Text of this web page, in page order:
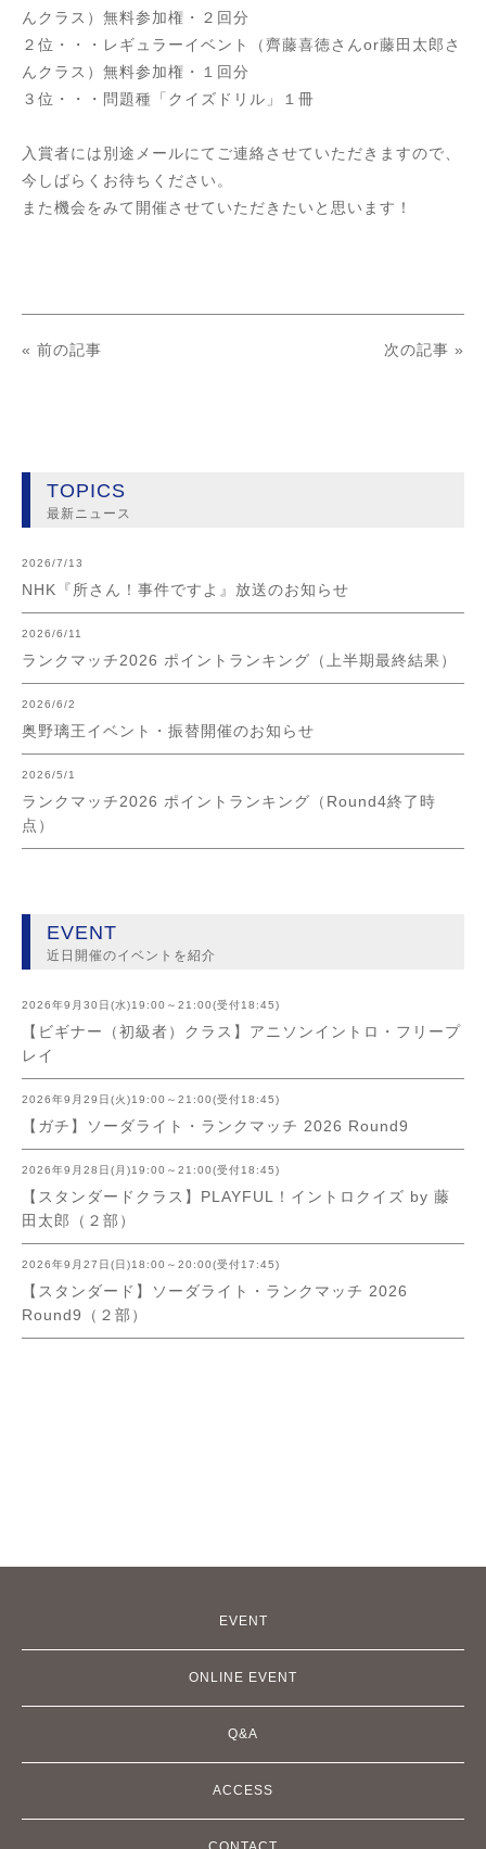
んクラス）無料参加権・２回分
２位・・・レギュラーイベント（齊藤喜徳さんor藤田太郎さ
んクラス）無料参加権・１回分
３位・・・問題種「クイズドリル」１冊
入賞者には別途メールにてご連絡させていただきますので、
今しばらくお待ちください。
また機会をみて開催させていただきたいと思います！
« 前の記事 次の記事 »
TOPICS
最新ニュース
2026/7/13
NHK『所さん！事件ですよ』放送のお知らせ
2026/6/11
ランクマッチ2026 ポイントランキング（上半期最終結果）
2026/6/2
奥野璃王イベント・振替開催のお知らせ
2026/5/1
ランクマッチ2026 ポイントランキング（Round4終了時
点）
EVENT
近日開催のイベントを紹介
2026年9月30日(水)19:00～21:00(受付18:45)
【ビギナー（初級者）クラス】アニソンイントロ・フリープ
レイ
2026年9月29日(火)19:00～21:00(受付18:45)
【ガチ】ソーダライト・ランクマッチ 2026 Round9
2026年9月28日(月)19:00～21:00(受付18:45)
【スタンダードクラス】PLAYFUL！イントロクイズ by 藤
田太郎（２部）
2026年9月27日(日)18:00～20:00(受付17:45)
【スタンダード】ソーダライト・ランクマッチ 2026
Round9（２部）
EVENT
ONLINE EVENT
Q&A
ACCESS